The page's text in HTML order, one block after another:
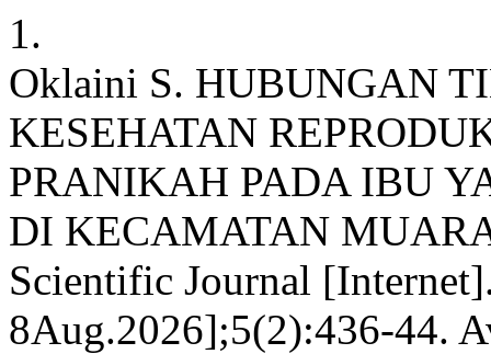
1.
Oklaini S. HUBUNGAN
KESEHATAN
PRANIKAH PADA IBU
DI KECAMATAN
Scientific Journal
8Aug.2026];5(2):436-44.